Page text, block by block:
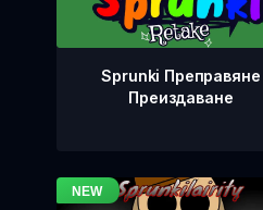
Sprunki Преправяне
Преиздаване